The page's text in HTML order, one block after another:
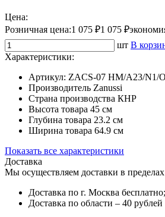
Цена:
Розничная цена:1 075 ₽1 075 ₽
шт В
Характеристики:
Артикул: ZACS-07 HM/A23/N1/
Производитель Zanussi
Страна производства КНР
Высота товара 45 см
Глубина товара 23.2 см
Ширина товара 64.9 см
Показать все характеристики
Доставка
Мы осуществляем доставки в
Доставка по г. Москва бесплатно;
Доставка по области – 40